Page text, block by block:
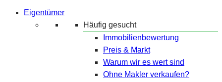
Eigentümer
Häufig gesucht
Immobilienbewertung
Preis & Markt
Warum wir es wert sind
Ohne Makler verkaufen?